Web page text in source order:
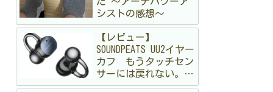
シストの感想〜
【レビュー】
SOUNDPEATS UU2イヤー
カフ もうタッチセン
サーには戻れない。走
る私が「物理ボタン」